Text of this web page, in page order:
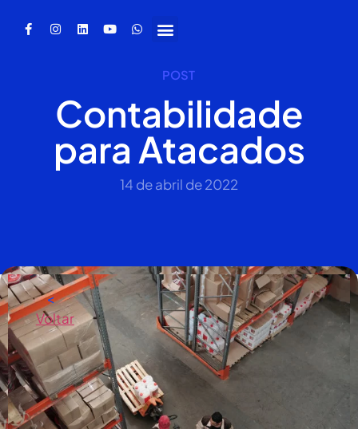
<
Voltar
POST
Contabilidade
para Atacados
14 de abril de 2022